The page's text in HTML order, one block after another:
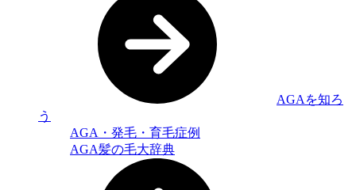
AGAを知ろ
う
AGA・発毛・育毛症例
AGA髪の毛大辞典